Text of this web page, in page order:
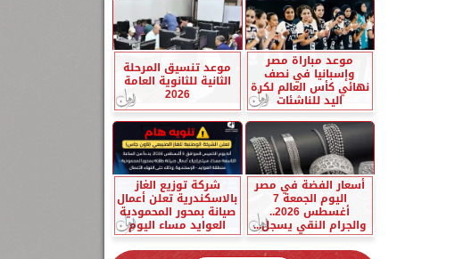
موعد مباراة مصر
وإسبانيا في نصف
نهائي كأس العالم لكرة
اليد للناشئات
موعد تنسيق المرحلة
الثانية للثانوية العامة
2026
أسعار الفضة في مصر
اليوم الجمعة 7
أغسطس 2026..
والجرام النقي يسجل...
شركة توزيع الغاز
بالاسكندرية تعلن أعمال
صيانة بمحور المحمودية
العوايد مساء اليوم